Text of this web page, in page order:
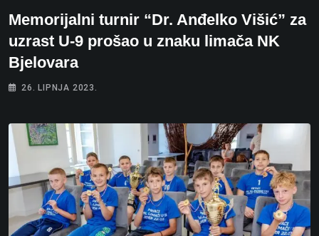
Memorijalni turnir “Dr. Anđelko Višić” za
uzrast U-9 prošao u znaku limača NK
Bjelovara
26. LIPNJA 2023.